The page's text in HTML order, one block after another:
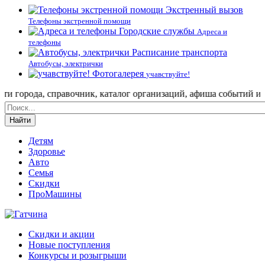
Экстренный вызов
Телефоны экстренной помощи
Городские службы Адреса и
телефоны
Расписание транспорта
Автобусы, электрички
Фотогалерея учавствуйте!
справочник, каталог организаций, афиша событий и не
Найти
Детям
Здоровье
Авто
Семья
Скидки
ПроМашины
Скидки и акции
Новые поступления
Конкурсы и розыгрыши